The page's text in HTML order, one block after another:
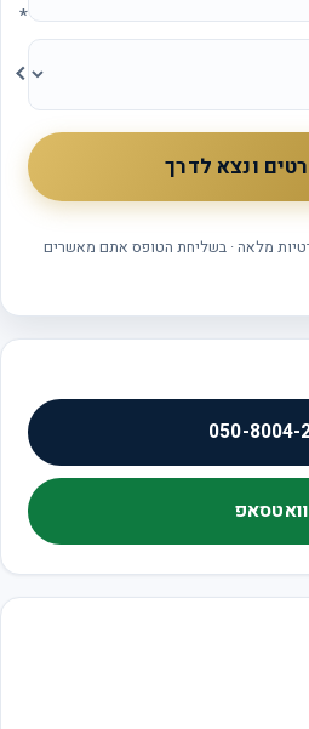
*
ונצא לדרך
מלאה · בשליחת הטופס אתם מאשרים
050-